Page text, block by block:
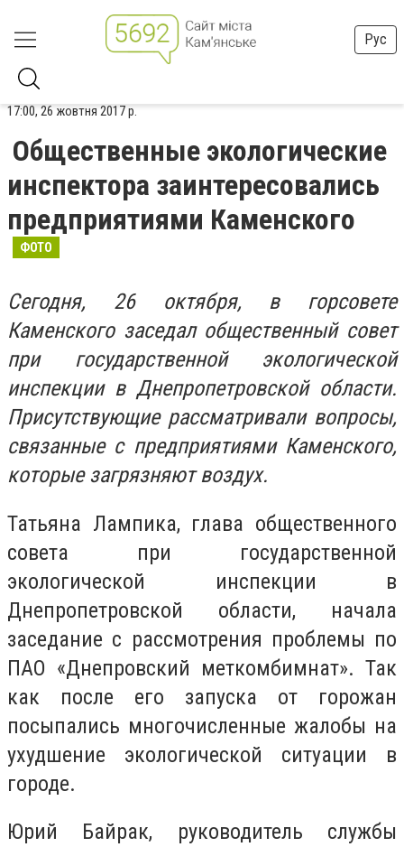
Рус
17:00, 26 жовтня 2017 р.
Общественные экологические
инспектора заинтересовались
предприятиями Каменского
ФОТО
Сегодня, 26 октября, в горсовете
Каменского заседал общественный совет
при государственной экологической
инспекции в Днепропетровской области.
Присутствующие рассматривали вопросы,
связанные с предприятиями Каменского,
которые загрязняют воздух.
Татьяна Лампика, глава общественного
совета при государственной
экологической инспекции в
Днепропетровской области, начала
заседание с рассмотрения проблемы по
ПАО «Днепровский меткомбимнат». Так
как после его запуска от горожан
посыпались многочисленные жалобы на
ухудшение экологической ситуации в
городе.
Юрий Байрак, руководитель службы